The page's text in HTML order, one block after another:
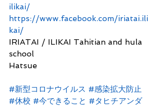
ilikai/
https://www.facebook.com/iriatai.ili
kai/
IRIATAI / ILIKAI Tahitian and hula
school
Hatsue
#新型コロナウイルス #感染拡大防止
#休校 #今できること #タヒチアンダ